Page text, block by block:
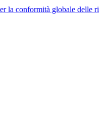
globale delle risorse umane